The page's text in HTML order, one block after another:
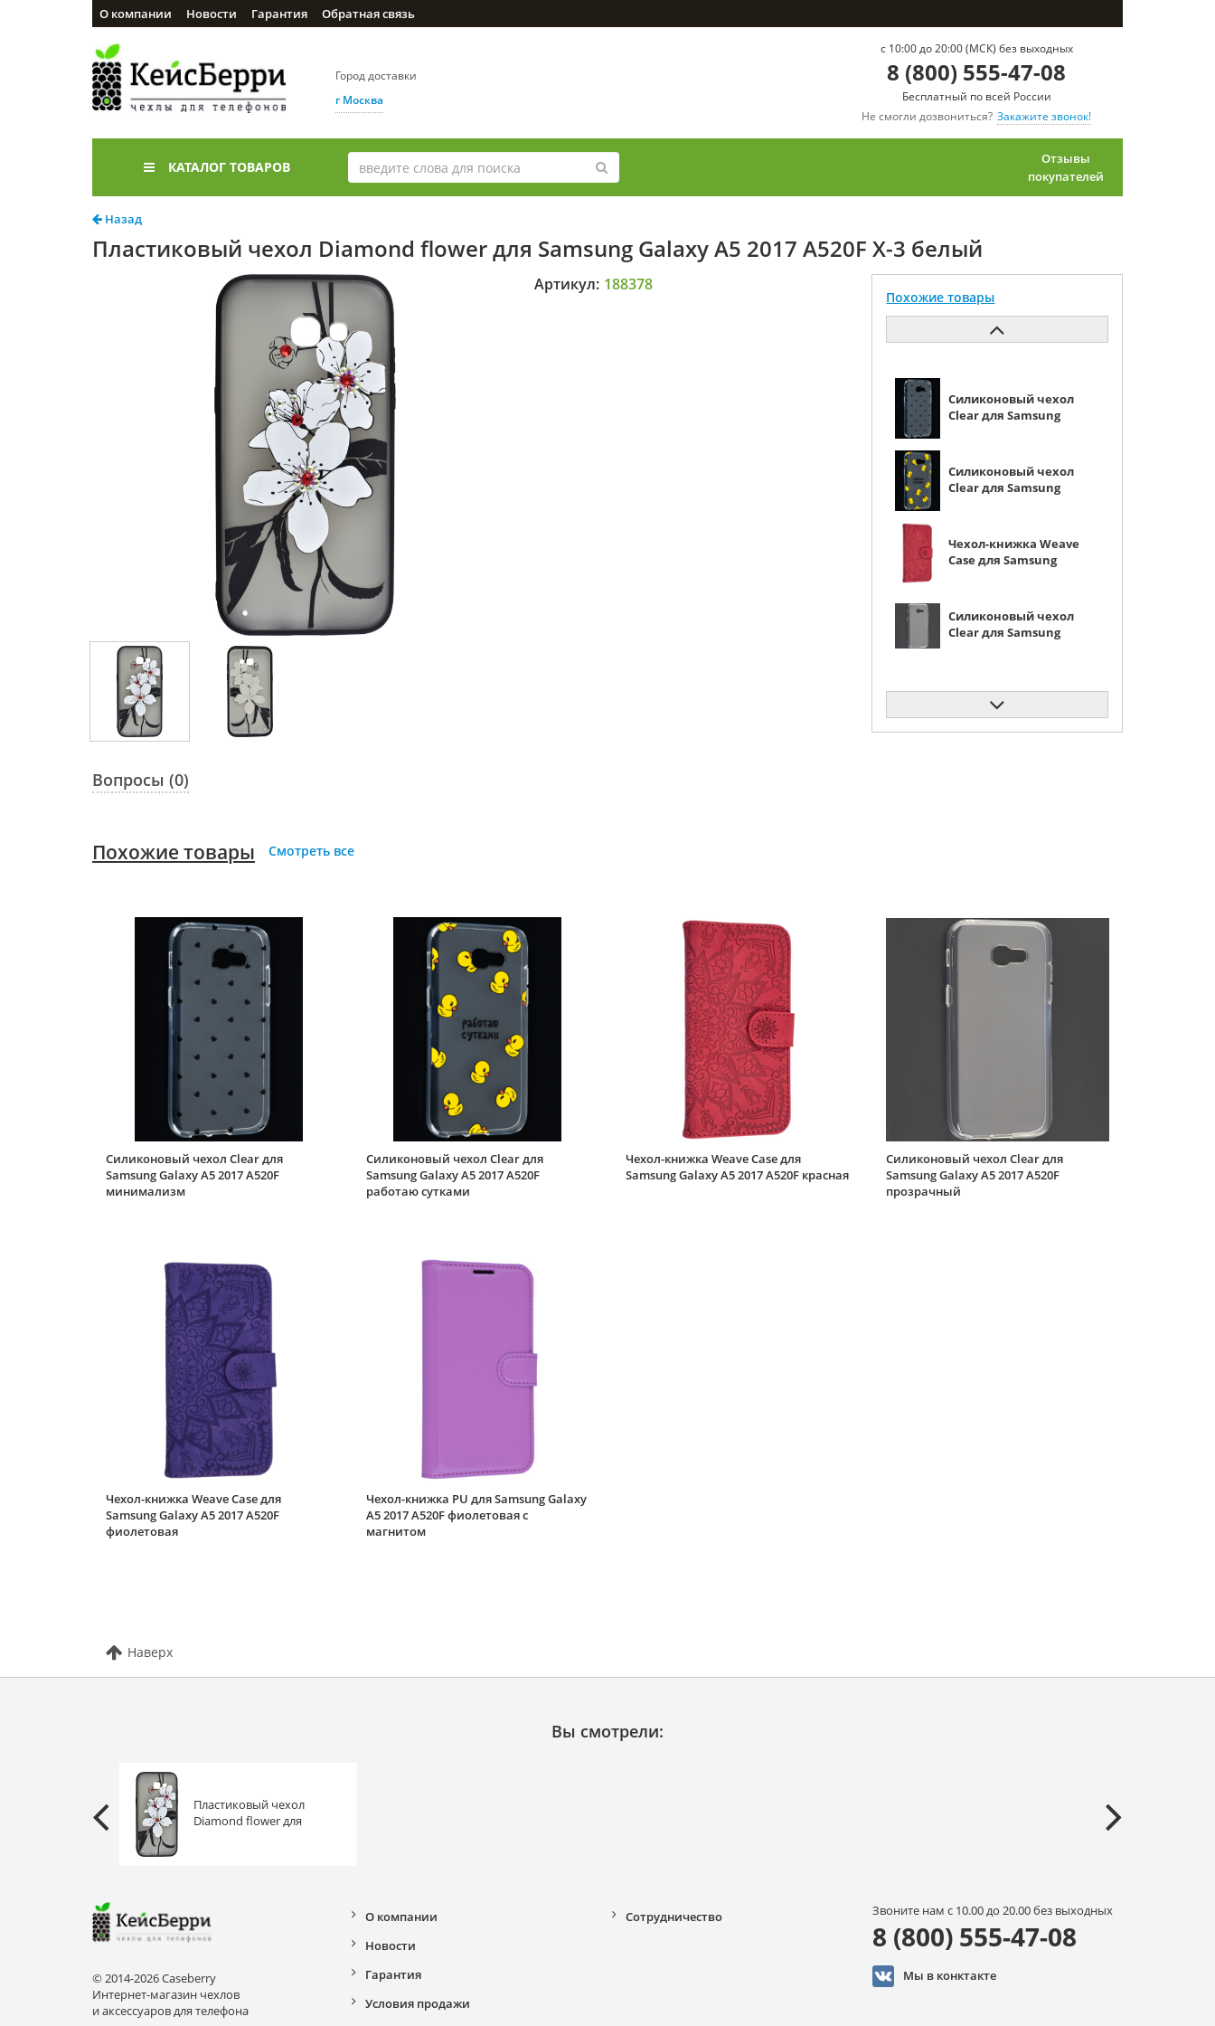
О компании Новости Гарантия Обратная связь
Город доставки
г Москва
c 10:00 до 20:00 (МСК) без выходных
8 (800) 555-47-08
Бесплатный по всей России
Не смогли дозвониться? Закажите звонок!
КАТАЛОГ ТОВАРОВ
Отзывы
покупателей
Назад
Пластиковый чехол Diamond flower для Samsung Galaxy A5 2017 A520F Х-3 белый
Артикул: 188378
Похожие товары
Силиконовый чехол
Clear для Samsung
Силиконовый чехол
Clear для Samsung
Чехол-книжка Weave
Case для Samsung
Силиконовый чехол
Clear для Samsung
Чехол-книжка Weave
Case для Samsung
Galaxy A5 2017 A520F
фиолетовая
Вопросы (0)
Похожие товары Смотреть все
Силиконовый чехол Clear для
Samsung Galaxy A5 2017 A520F
минимализм
Силиконовый чехол Clear для
Samsung Galaxy A5 2017 A520F
работаю сутками
Чехол-книжка Weave Case для
Samsung Galaxy A5 2017 A520F красная
Силиконовый чехол Clear для
Samsung Galaxy A5 2017 A520F
прозрачный
Чехол-книжка Weave Case для
Samsung Galaxy A5 2017 A520F
фиолетовая
Чехол-книжка PU для Samsung Galaxy
A5 2017 A520F фиолетовая с
магнитом
Наверх
Вы смотрели:
Пластиковый чехол
Diamond flower для
© 2014-2026 Caseberry
Интернет-магазин чехлов
и аксессуаров для телефона
О компании
Новости
Гарантия
Условия продажи
Сотрудничество Звоните нам с 10.00 до 20.00 без выходных
8 (800) 555-47-08
Мы в конктакте